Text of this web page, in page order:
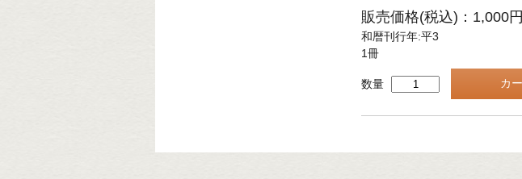
販売価格(税込)：1,000円
和暦刊行年:平3
1冊
数量